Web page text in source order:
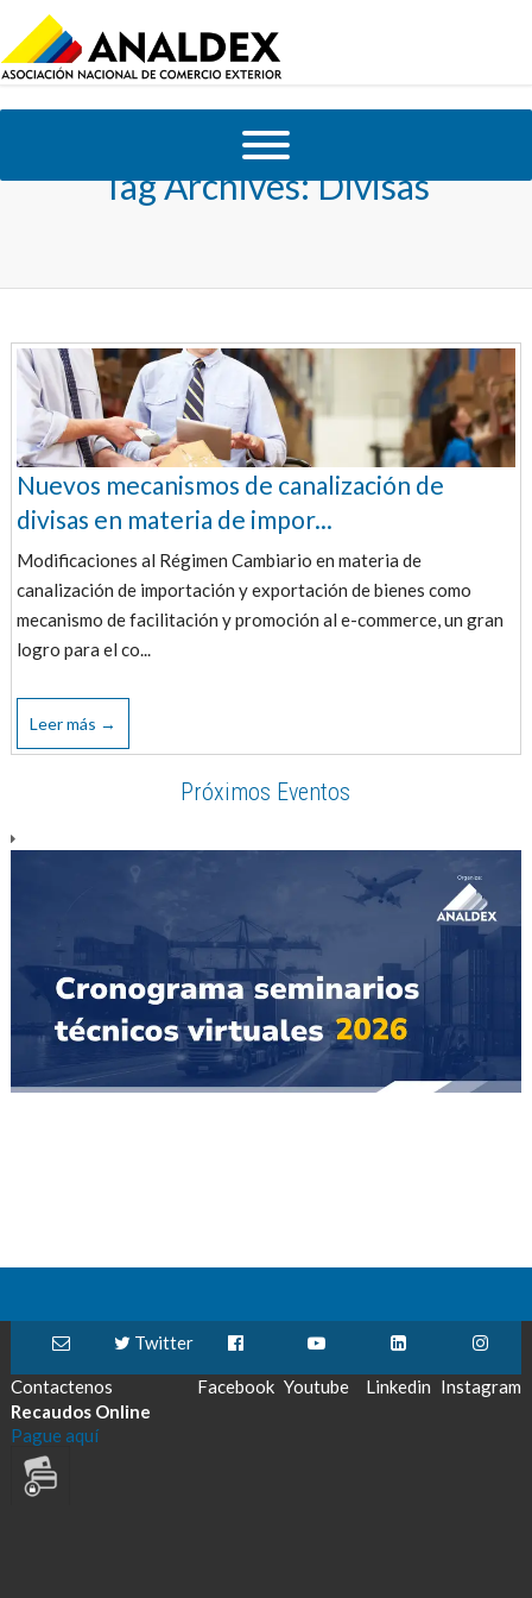
Tag Archives:Divisas
Nuevos mecanismos de canalización de
divisas en materia de impor...
Modificaciones al Régimen Cambiario en materia de
canalización de importación y exportación de bienes como
mecanismo de facilitación y promoción al e-commerce, un gran
logro para el co...
Leer más →
Próximos Eventos
Contactenos
Twitter
Facebook Youtube Linkedin Instagram
Recaudos Online
Pague aquí